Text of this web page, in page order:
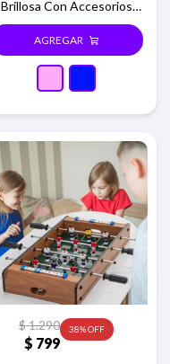
Brillosa Con Accesorios
Colores - Rosa
$ 799
$1.290 38